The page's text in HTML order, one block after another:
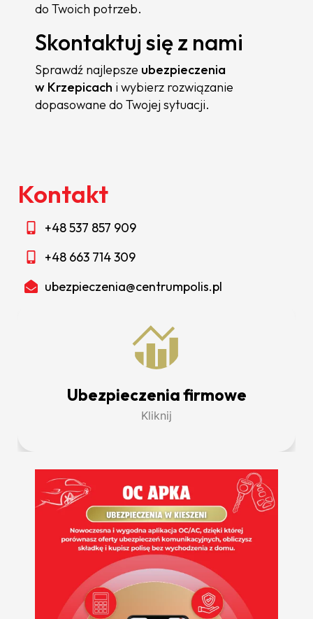
do Twoich potrzeb.
Skontaktuj się z nami
Sprawdź najlepsze ubezpieczenia
w Krzepicach i wybierz rozwiązanie
dopasowane do Twojej sytuacji.
Kontakt
+48 537 857 909
+48 663 714 309
ubezpieczenia@centrumpolis.pl
Ubezpieczenia firmowe
Kliknij